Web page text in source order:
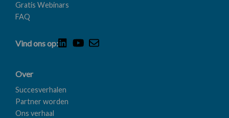
Gratis Webinars
FAQ
Vind ons op:
Over
Succesverhalen
Partner worden
Ons verhaal